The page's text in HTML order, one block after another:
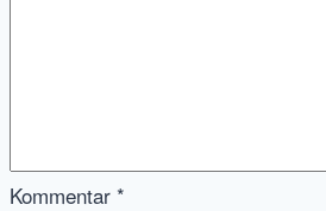
Kommentar *